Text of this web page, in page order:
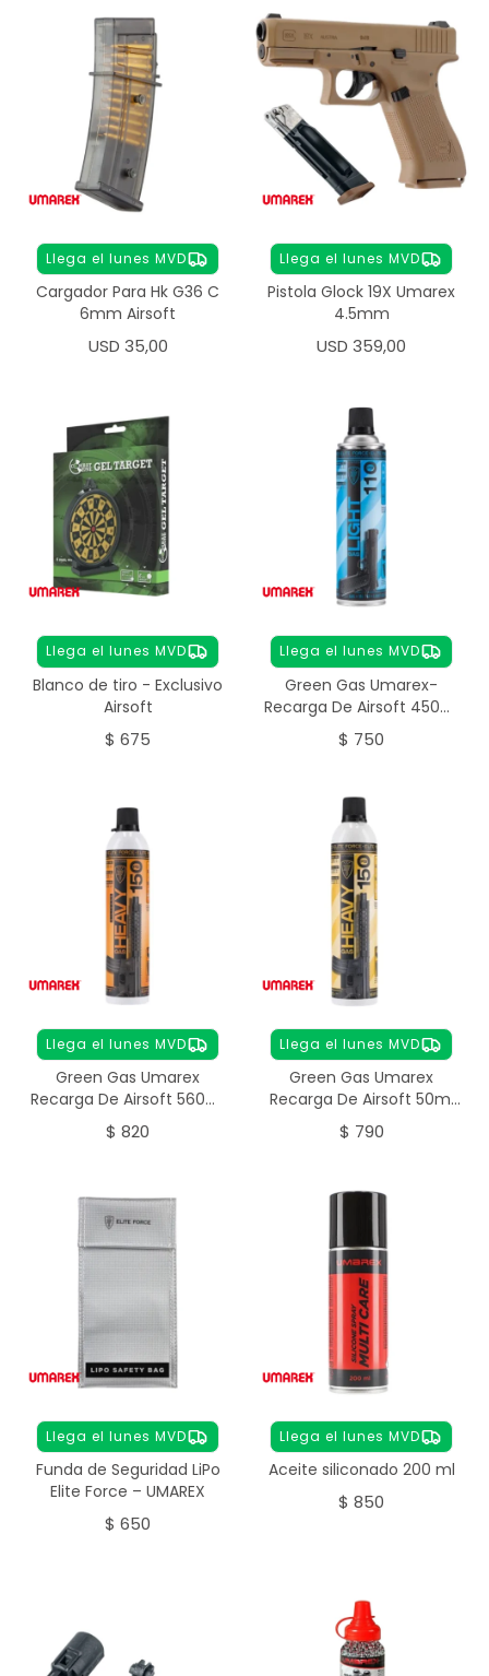
Llega el lunes MVD
Cargador Para Hk G36 C
6mm Airsoft
USD 35,00
Llega el lunes MVD
Pistola Glock 19X Umarex
4.5mm
USD 359,00
Llega el lunes MVD
Blanco de tiro - Exclusivo
Airsoft
$ 675
Llega el lunes MVD
Green Gas Umarex-
Recarga De Airsoft 450ml
Elite Force Light
$ 750
Llega el lunes MVD
Green Gas Umarex
Recarga De Airsoft 560ml
Elite Force Heavy
Maintenance
$ 820
Llega el lunes MVD
Green Gas Umarex
Recarga De Airsoft 50ml
Elite Force Heavy
$ 790
Llega el lunes MVD
Funda de Seguridad LiPo
Elite Force – UMAREX
$ 650
Llega el lunes MVD
Aceite siliconado 200 ml
$ 850